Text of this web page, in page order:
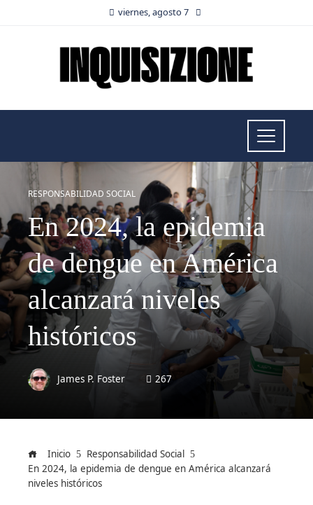
viernes, agosto 7
RESPONSABILIDAD SOCIAL
En 2024, la epidemia
de dengue en América
alcanzará niveles
históricos
James P. Foster 267
Inicio
Responsabilidad Social
En 2024, la epidemia de dengue en América alcanzará
niveles históricos